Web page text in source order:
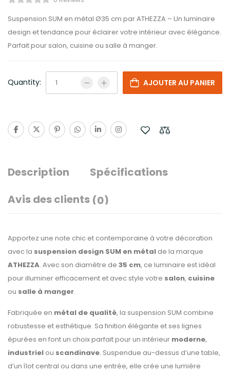
Suspension SUM en métal Ø35 cm par ATHEZZA – Un luminaire
design et tendance pour éclairer votre intérieur avec élégance.
Parfait pour salon, cuisine ou salle à manger.
Quantity: AJOUTER AU PANIER
Description
Spécifications
Avis des clients (0)
Apportez une note chic et contemporaine à votre décoration
avec la suspension design SUM en métal de la marque
ATHEZZA. Avec son diamètre de 35 cm, ce luminaire est idéal
pour illuminer efficacement et avec style votre salon, cuisine
ou salle à manger.
Fabriquée en métal de qualité, la suspension SUM combine
robustesse et esthétique. Sa finition élégante et ses lignes
épurées en font un choix parfait pour un intérieur moderne,
industriel ou scandinave. Suspendue au-dessus d’une table,
d’un îlot central ou dans une entrée, elle crée une lumière